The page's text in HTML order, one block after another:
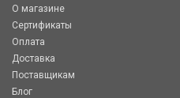
О магазине
Сертификаты
Оплата
Доставка
Поставщикам
Блог